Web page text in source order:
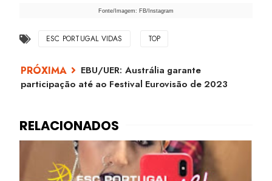
Fonte/Imagem: FB/Instagram
ESC PORTUGAL VIDAS TOP
EBU/UER: Austrália garante
participação até ao Festival Eurovisão de 2023